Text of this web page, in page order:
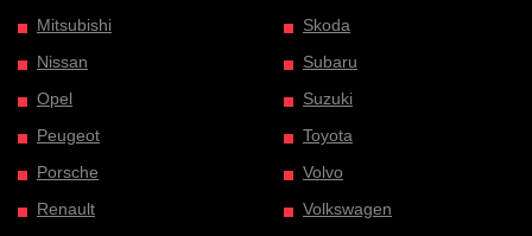
Mitsubishi
Nissan
Opel
Peugeot
Porsche
Renault
Skoda
Subaru
Suzuki
Toyota
Volvo
Volkswagen